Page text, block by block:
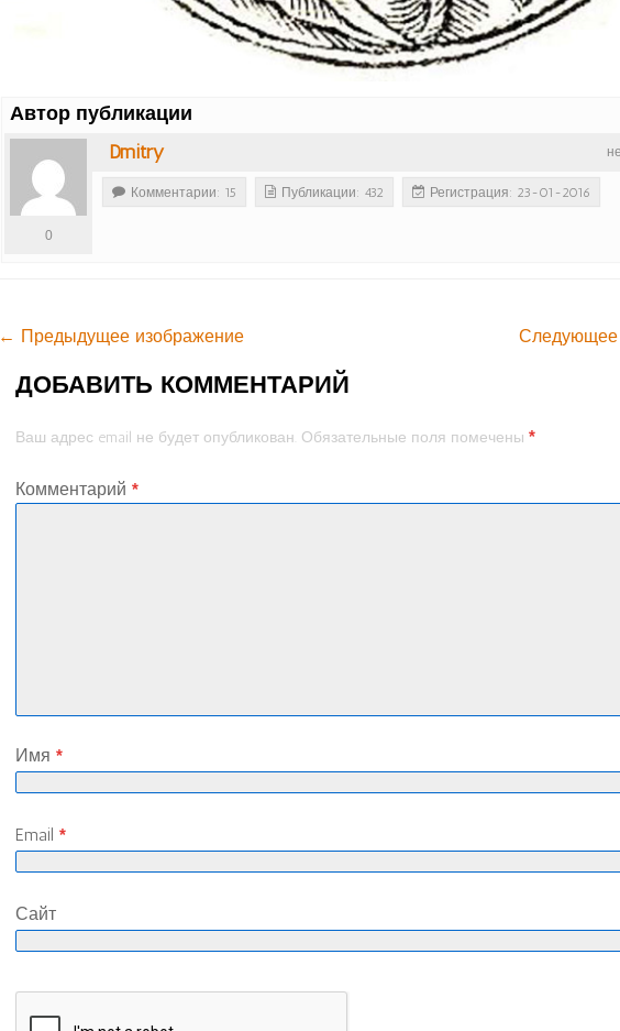
Автор публикации
Dmitry
0
Комментарии: 15 Публикации: 432 Регистрация: 23-01-2016
← Предыдущее изображение Следующее
ДОБАВИТЬ КОММЕНТАРИЙ
Ваш адрес email не будет опубликован. Обязательные поля помечены*
Комментарий*
Имя*
Email*
Сайт